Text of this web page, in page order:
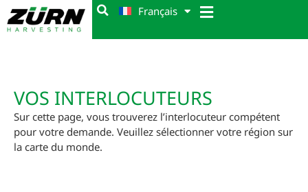
Français
VOS INTERLOCUTEURS
Sur cette page, vous trouverez l’interlocuteur compétent
pour votre demande. Veuillez sélectionner votre région sur
la carte du monde.